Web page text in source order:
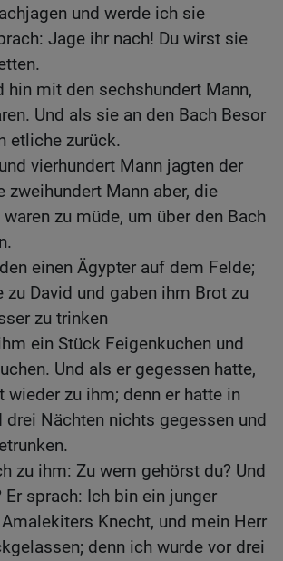
und werde ich sie
Jage ihr nach! Du wirst sie
hin mit den sechshundert Mann,
Und als sie an den Bach Besor
etliche zurück.
vierhundert Mann jagten der
zweihundert Mann aber, die
zu müde, um über den Bach
einen Ägypter auf dem Felde;
zu David und gaben ihm Brot zu
zu trinken
ein Stück Feigenkuchen und
Und als er gegessen hatte,
wieder zu ihm; denn er hatte in
drei Nächten nichts gegessen und
zu ihm: Zu wem gehörst du? Und
sprach: Ich bin ein junger
Knecht, und mein Herr
denn ich wurde vor drei